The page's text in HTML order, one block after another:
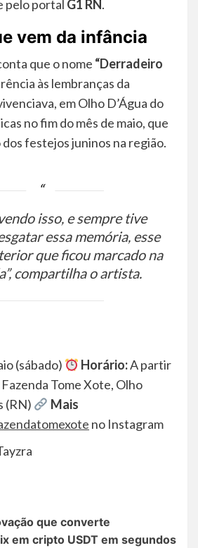
pelo portal G1 RN.
vem da infância
que o nome “Derradeiro
às lembranças da
em Olho D’Água do
no fim do mês de maio, que
festejos juninos na região.
isso, e sempre tive
essa memória, esse
que ficou marcado na
, compartilha o artista.
(sábado) Horário:A partir
Tome Xote, Olho
(RN)
Mais
no Instagram
que converte
em cripto USDT em segundos